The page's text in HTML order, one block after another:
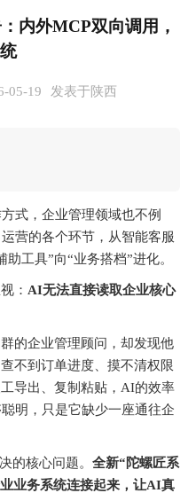
内外MCP双向调用，
05-19 发表于陕西
式，企业管理领域也不例
营的各个环节，从智能客服
工具”向“业务搭档”进化。
： AI无法直接读取企业核心
的企业管理顾问，却发现他
不到订单进度、摸不清权限
导出、复制粘贴，AI的效率
明，只是它缺少一座通往企
的核心问题。 全新“陀螺匠系
业务系统连接起来，让AI真